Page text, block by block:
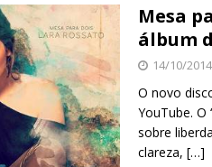
b
o
o
k
Mesa
álbum
14/10/2014
O novo
YouTube. O
sobre
clareza, […]